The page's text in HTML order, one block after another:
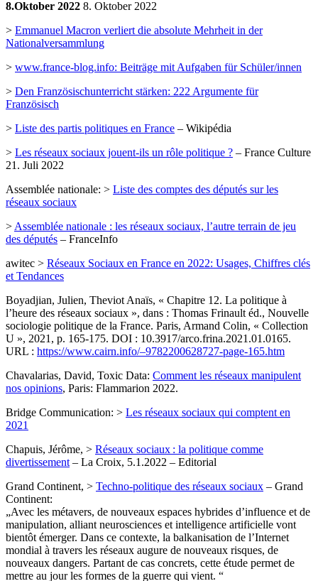
8.Oktober 2022 8. Oktober 2022
> Emmanuel Macron verliert die absolute Mehrheit in der
Nationalversammlung
> www.france-blog.info: Beiträge mit Aufgaben für Schüler/innen
> Den Französischunterricht stärken: 222 Argumente für
Französisch
> Liste des partis politiques en France – Wikipédia
> Les réseaux sociaux jouent-ils un rôle politique ? – France Culture
21. Juli 2022
Assemblée nationale: > Liste des comptes des députés sur les
réseaux sociaux
> Assemblée nationale : les réseaux sociaux, l’autre terrain de jeu
des députés – FranceInfo
awitec > Réseaux Sociaux en France en 2022: Usages, Chiffres clés
et Tendances
Boyadjian, Julien, Theviot Anaïs, « Chapitre 12. La politique à
l’heure des réseaux sociaux », dans : Thomas Frinault éd., Nouvelle
sociologie politique de la France. Paris, Armand Colin, « Collection
U », 2021, p. 165-175. DOI : 10.3917/arco.frina.2021.01.0165.
URL : https://www.cairn.info/–9782200628727-page-165.htm
Chavalarias, David, Toxic Data: Comment les réseaux manipulent
nos opinions, Paris: Flammarion 2022.
Bridge Communication: > Les réseaux sociaux qui comptent en
2021
Chapuis, Jérôme, > Réseaux sociaux : la politique comme
divertissement – La Croix, 5.1.2022 – Editorial
Grand Continent, > Techno-politique des réseaux sociaux – Grand
Continent:
„Avec les métavers, de nouveaux espaces hybrides d’influence et de
manipulation, alliant neurosciences et intelligence artificielle vont
bientôt émerger. Dans ce contexte, la balkanisation de l’Internet
mondial à travers les réseaux augure de nouveaux risques, de
nouveaux dangers. Partant de cas concrets, cette étude permet de
mettre au jour les formes de la guerre qui vient. “